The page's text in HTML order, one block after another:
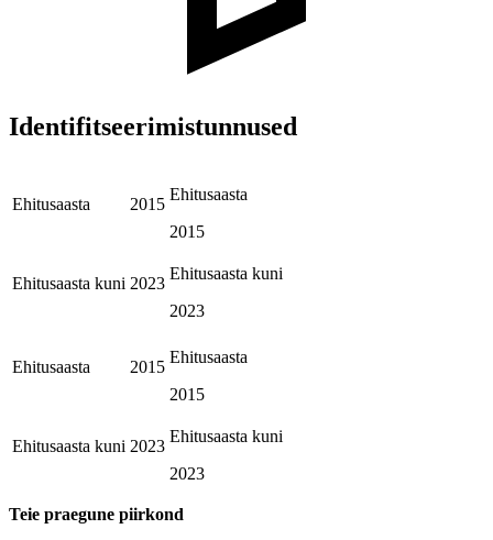
Identifitseerimistunnused
Ehitusaasta 2015
Ehitusaasta
2015
Ehitusaasta kuni 2023
Ehitusaasta kuni
2023
Ehitusaasta 2015
Ehitusaasta
2015
Ehitusaasta kuni 2023
Ehitusaasta kuni
2023
Teie praegune piirkond